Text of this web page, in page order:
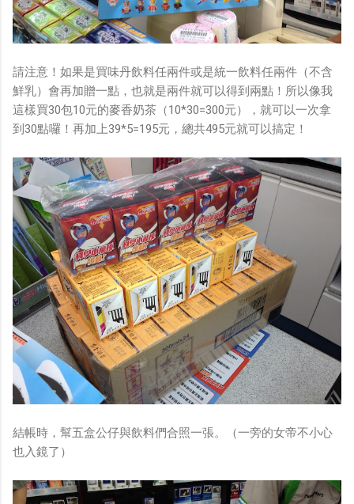
請注意！如果是買味丹飲料任兩件或是統一飲料任兩件（不含
鮮乳）會再加贈一點，也就是兩件就可以得到兩點！所以像我
這樣買30包10元的麥香奶茶（10*30=300元），就可以一次拿
到30點囉！再加上39*5=195元，總共495元就可以搞定！
結帳時，幫五盒公仔與飲料們合照一張。（一旁的女帝不小心
也入鏡了）